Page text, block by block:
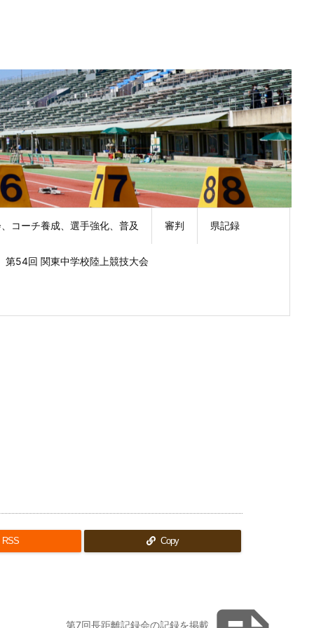
コーチ養成、選手強化、普及 審判 県記録
第54回 関東中学校陸上競技大会
RSS Copy
第7回長距離記録会の記録を掲載